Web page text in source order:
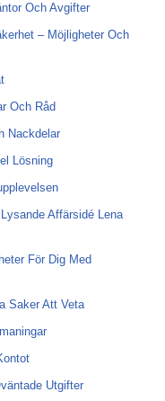
Och Avgifter
– Möjligheter Och
Och Råd
Nackdelar
Lösning
Affärsidé Lena
För Dig Med
Saker Att Veta
Utgifter